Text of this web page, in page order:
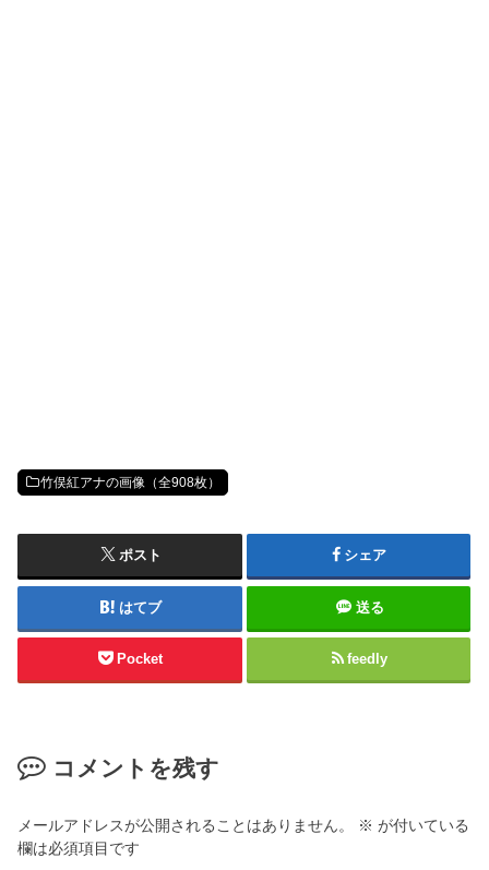
竹俣紅アナの画像（全908枚）
ポスト シェア
はてブ 送る
Pocket feedly
コメントを残す
メールアドレスが公開されることはありません。 ※ が付いている
欄は必須項目です